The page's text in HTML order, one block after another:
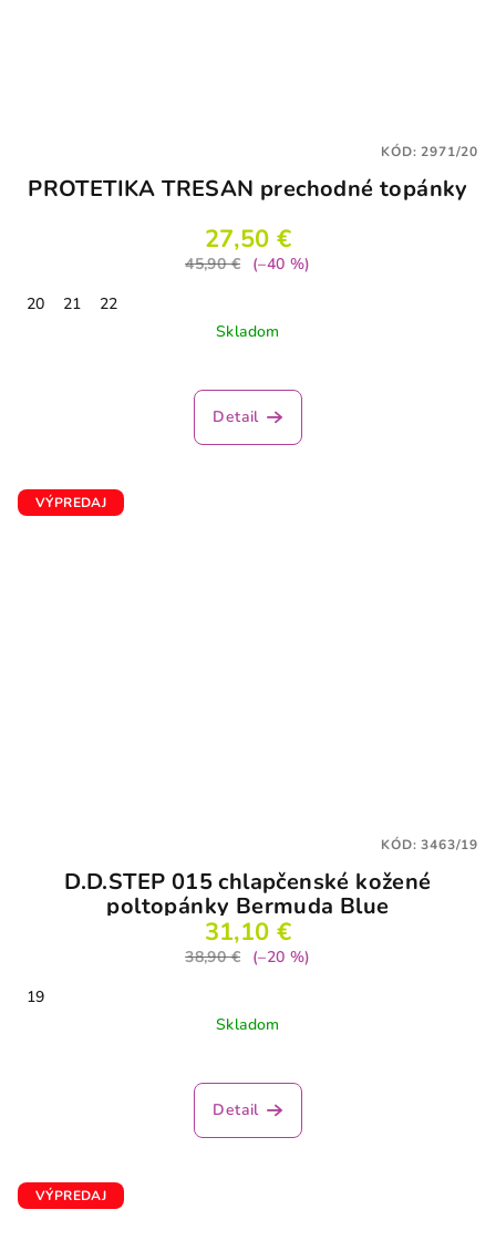
PROTETIKA TRESAN prechodné topánky
27,50 €
45,90 €
(–40 %)
20
21
22
Skladom
Detail
KÓD:2971/20
VÝPREDAJ
D.D.STEP 015 chlapčenské kožené
poltopánky Bermuda Blue
31,10 €
38,90 €
(–20 %)
19
Skladom
Detail
KÓD:3463/19
VÝPREDAJ